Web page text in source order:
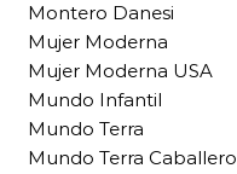
Montero Danesi
Mujer Moderna
Mujer Moderna USA
Mundo Infantil
Mundo Terra
Mundo Terra Caballero